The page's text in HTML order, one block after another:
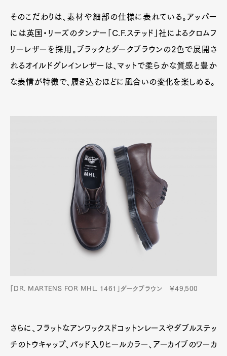
そのこだわりは、素材や細部の仕様に表れている。アッパー
には英国・リーズのタンナー「C.F.ステッド」社によるクロムフ
リーレザーを採用。ブラックとダークブラウンの2色で展開さ
れるオイルドグレインレザーは、マットで柔らかな質感と豊か
な表情が特徴で、履き込むほどに風合いの変化を楽しめる。
「DR. MARTENS FOR MHL. 1461」ダークブラウン ￥49,500
さらに、フラットなアンワックスドコットンレースやダブルステッ
チのトウキャップ、パッド入りヒールカラー、アーカイブのワーカ